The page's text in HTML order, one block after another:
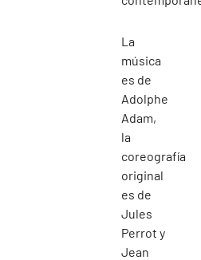
La
música
es de
Adolphe
Adam,
la
coreografía
original
es de
Jules
Perrot y
Jean